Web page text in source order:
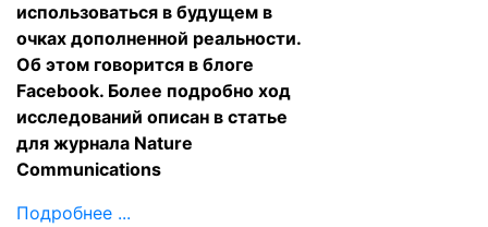
использоваться в будущем в
очках дополненной реальности.
Об этом говорится в блоге
Facebook. Более подробно ход
исследований описан в статье
для журнала Nature
Communications
Подробнее ...